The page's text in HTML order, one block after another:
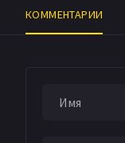
КОММЕНТАРИИ